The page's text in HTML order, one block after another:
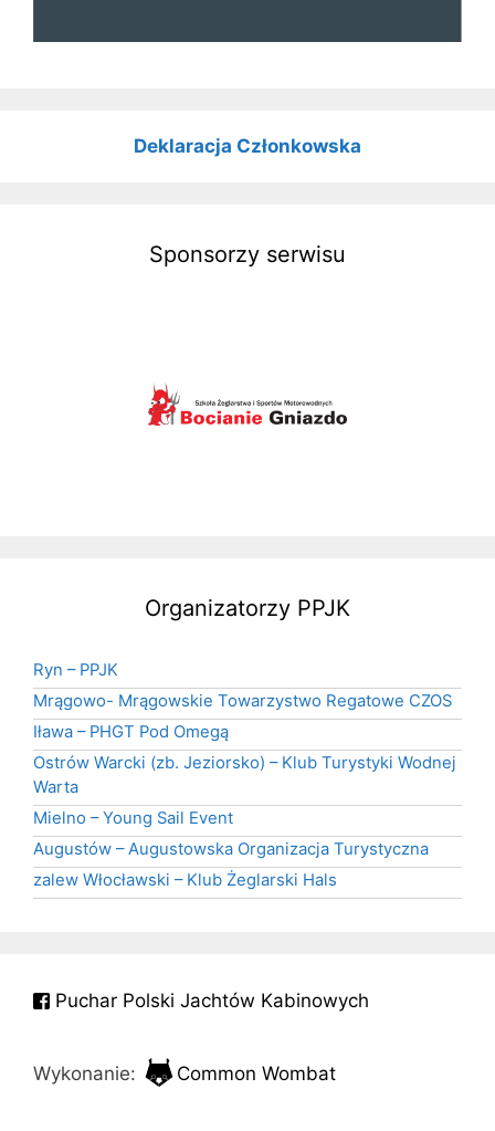
Deklaracja Członkowska
Sponsorzy serwisu
Organizatorzy PPJK
Ryn – PPJK
Mrągowo- Mrągowskie Towarzystwo Regatowe CZOS
Iława – PHGT Pod Omegą
Ostrów Warcki (zb. Jeziorsko) – Klub Turystyki Wodnej
Warta
Mielno – Young Sail Event
Augustów – Augustowska Organizacja Turystyczna
zalew Włocławski – Klub Żeglarski Hals
Puchar Polski Jachtów Kabinowych
Wykonanie: Common Wombat